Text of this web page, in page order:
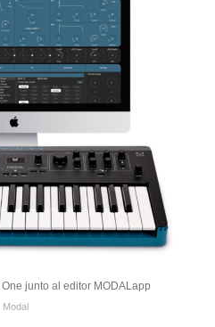
junto al editor MODALapp
Modal